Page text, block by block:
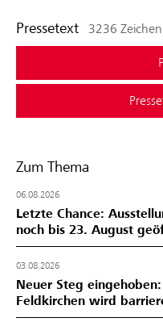
Pressetext 3236 Zeichen
Zum Thema
06.08.2026
Letzte Chance:
noch bis 23. August
03.08.2026
Neuer Steg
Feldkirchen wird